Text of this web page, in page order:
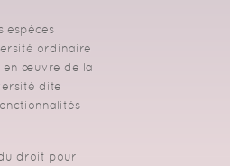
espèces
ordinaire
en œuvre de la
dite
droit pour